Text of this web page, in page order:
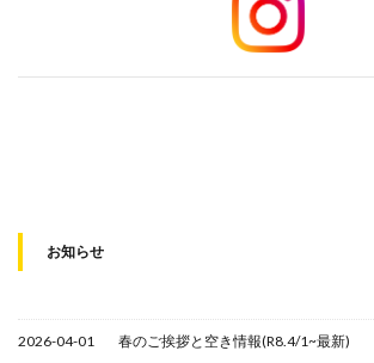
お知らせ
2026-04-01 春のご挨拶と空き情報(R8.4/1~最新)